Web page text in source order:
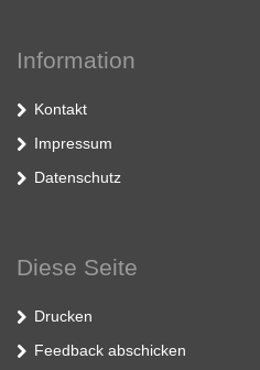
Information
Kontakt
Impressum
Datenschutz
Diese Seite
Drucken
Feedback abschicken